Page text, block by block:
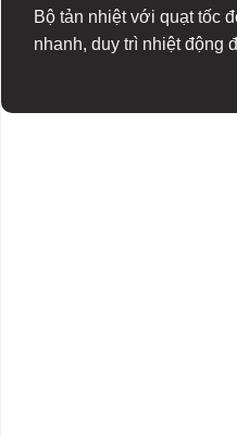
Bộ tản nhiệt với quạt tốc
nhanh, duy trì nhiệt động